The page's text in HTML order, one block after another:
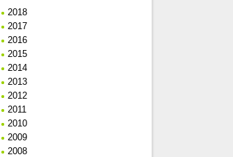
2018
2017
2016
2015
2014
2013
2012
2011
2010
2009
2008